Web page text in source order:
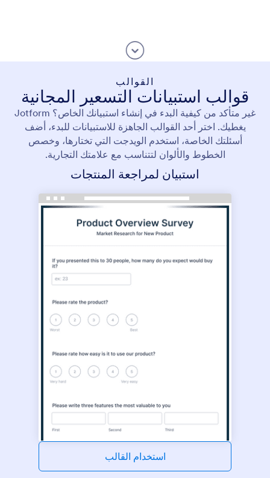
القوالب
قوالب استبيانات التسعير المجانية
غير متأكد من كيفية البدء في إنشاء استبيانك الخاص؟ Jotform
يغطيك. اختر أحد القوالب الجاهزة للاستبيانات للبدء، أضف
أسئلتك الخاصة، استخدم الويدجت التي تختارها، وخصص
الخطوط والألوان لتتناسب مع علامتك التجارية.
استبيان لمراجعة المنتجات
استخدام القالب